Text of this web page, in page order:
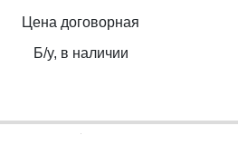
Цена договорная
Б/y, в наличии